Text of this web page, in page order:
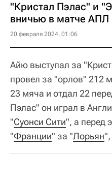
"Кристал Пэлас" и
вничью в матче АПЛ
20 февраля 2024, 01:06
Айю выступал за
провел за "орлов" 212
23 мяча и отдал 22
Пэлас" он играл в
"Суонси Сити", а перед
"Франции" за "Лорьян",